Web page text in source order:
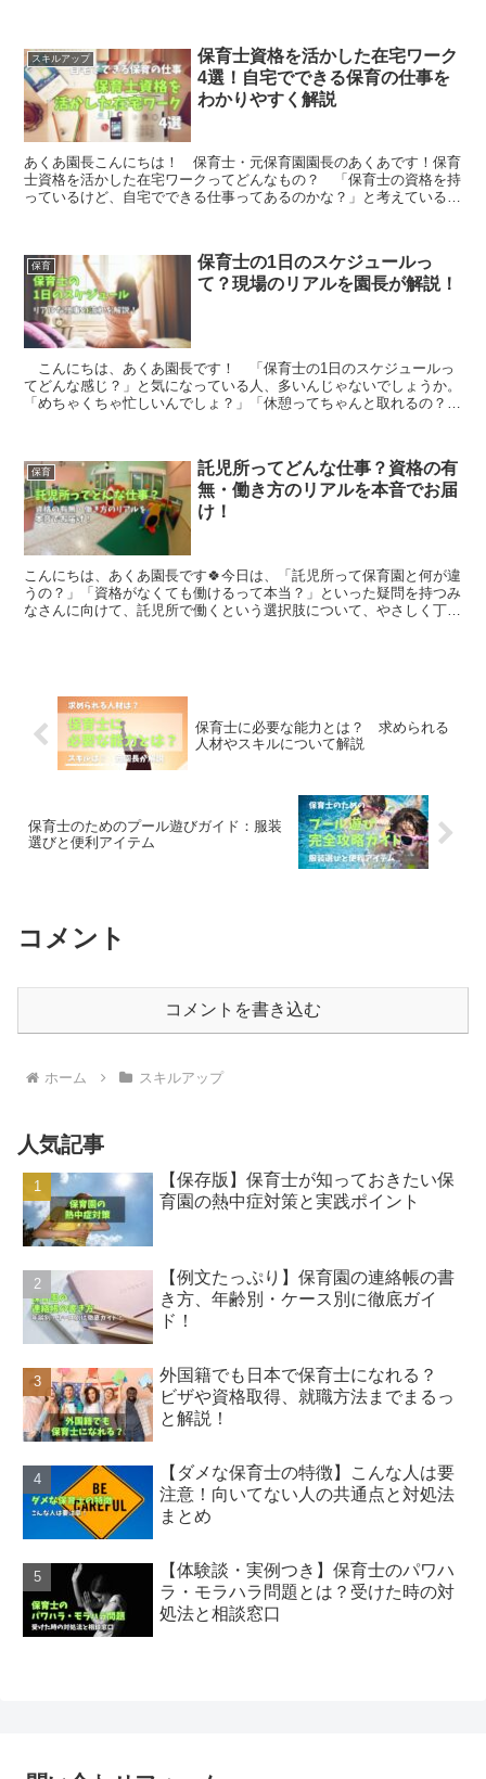
スキルアップ
保育士資格を活かした在宅ワーク
4選！自宅でできる保育の仕事を
わかりやすく解説
あくあ園長こんにちは！ 保育士・元保育園園長のあくあです！保育
士資格を活かした在宅ワークってどんなもの？ 「保育士の資格を持
っているけど、自宅でできる仕事ってあるのかな？」と考えている人
保育
保育士の1日のスケジュールっ
て？現場のリアルを園長が解説！
こんにちは、あくあ園長です！ 「保育士の1日のスケジュールっ
てどんな感じ？」と気になっている人、多いんじゃないでしょうか。
「めちゃくちゃ忙しいんでしょ？」「休憩ってちゃんと取れるの？」
保育
託児所ってどんな仕事？資格の有
無・働き方のリアルを本音でお届
け！
こんにちは、あくあ園長です🍀今日は、「託児所って保育園と何が違
うの？」「資格がなくても働けるって本当？」といった疑問を持つみ
なさんに向けて、託児所で働くという選択肢について、やさしく丁寧
保育士に必要な能力とは？ 求められる
人材やスキルについて解説
保育士のためのプール遊びガイド：服装
選びと便利アイテム
コメント
コメントを書き込む
ホーム スキルアップ
人気記事
【保存版】保育士が知っておきたい保
育園の熱中症対策と実践ポイント
【例文たっぷり】保育園の連絡帳の書
き方、年齢別・ケース別に徹底ガイ
ド！
外国籍でも日本で保育士になれる？
ビザや資格取得、就職方法までまるっ
と解説！
【ダメな保育士の特徴】こんな人は要
注意！向いてない人の共通点と対処法
まとめ
【体験談・実例つき】保育士のパワハ
ラ・モラハラ問題とは？受けた時の対
処法と相談窓口